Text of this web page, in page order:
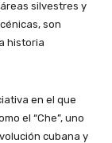
silvestres y
son
historia
en el que
el “Che”, uno
cubana y